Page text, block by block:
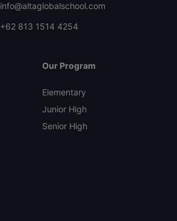
info@altaglobalschool.com
+62 813 1514 4254
Our Program
Elementary
Junior High
Senior High